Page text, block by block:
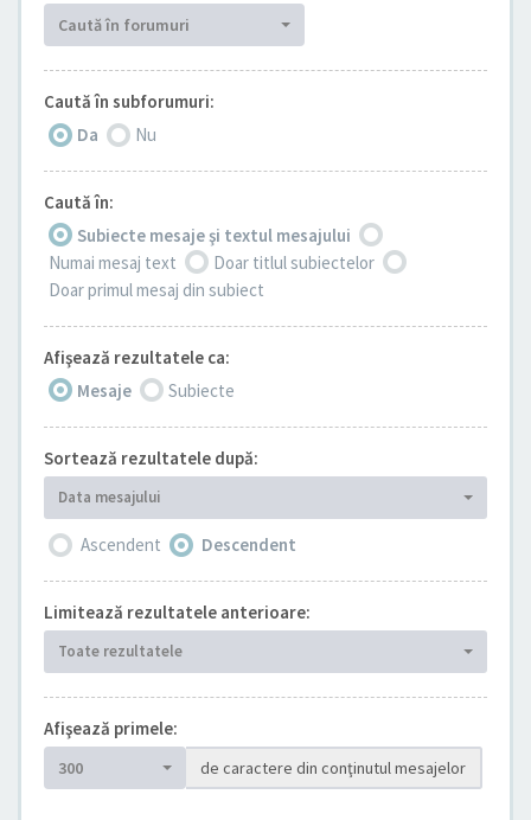
Caută în forumuri
Caută în subforumuri:
Da
Nu
Caută în:
Subiecte mesaje şi textul mesajului
Numai mesaj text
Doar titlul subiectelor
Doar primul mesaj din subiect
Afişează rezultatele ca:
Mesaje
Subiecte
Sortează rezultatele după:
Data mesajului
Ascendent Descendent
Limitează rezultatele anterioare:
Toate rezultatele
Afişează primele:
300 de caractere din conţinutul mesajelor